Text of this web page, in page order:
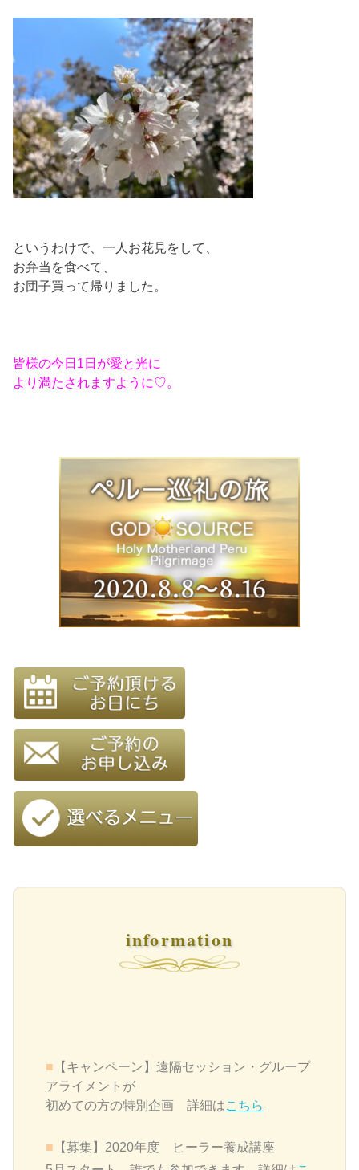
というわけで、一人お花見をして、
お弁当を食べて、
お団子買って帰りました。
皆様の今日1日が愛と光に
より満たされますように♡。
information
■ 【キャンペーン】遠隔セッション・グループ
アライメントが
初めての方の特別企画 詳細はこちら
■ 【募集】2020年度 ヒーラー養成講座